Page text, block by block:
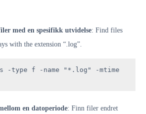
med en spesifikk utvidelse: Find files
with the extension “.log”.
-type f -name "*.log" -mtime
en datoperiode: Finn filer endret